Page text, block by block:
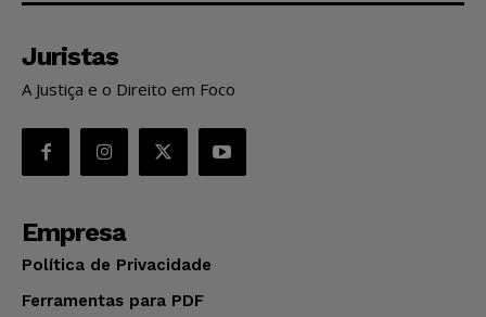
Juristas
A Justiça e o Direito em Foco
Empresa
Política de Privacidade
Ferramentas para PDF